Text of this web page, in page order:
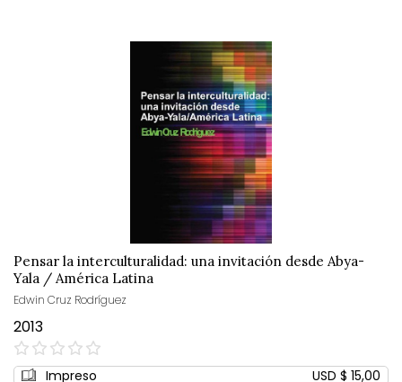
Pensar la interculturalidad: una invitación desde Abya-
Yala / América Latina
Edwin Cruz Rodríguez
2013
0%
Impreso USD $ 15,00